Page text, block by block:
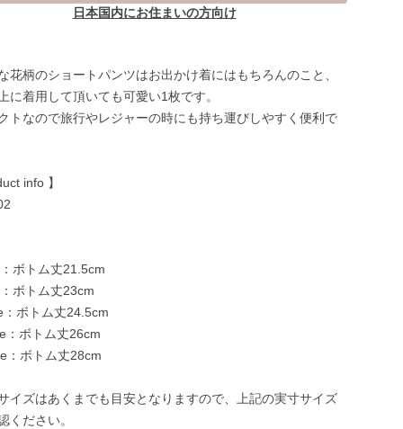
日本国内にお住まいの方向け
花柄のショートパンツはお出かけ着にはもちろんのこと、
に着用して頂いても可愛い1枚です。
トなので旅行やレジャーの時にも持ち運びしやすく便利で
info 】
ボトム丈21.5cm
ボトム丈23cm
：ボトム丈24.5cm
：ボトム丈26cm
：ボトム丈28cm
イズはあくまでも目安となりますので、上記の実寸サイズ
ください。